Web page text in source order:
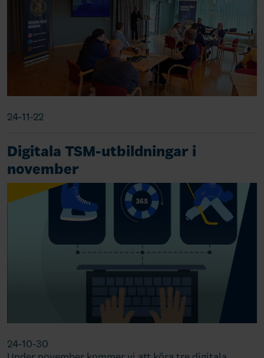
24-11-22
Digitala TSM-utbildningar i
november
24-10-30